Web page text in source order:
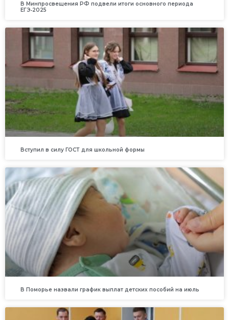
В Минпросвещения РФ подвели итоги основного периода
ЕГЭ‑2025
Вступил в силу ГОСТ для школьной формы
В Поморье назвали график выплат детских пособий на июль